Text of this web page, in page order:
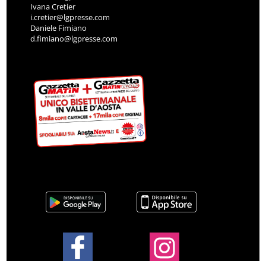
Ivana Cretier
i.cretier@lgpresse.com
Daniele Fimiano
d.fimiano@lgpresse.com